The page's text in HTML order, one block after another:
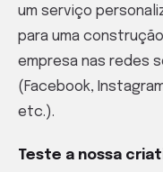
um serviço
para uma
empresa nas redes
(Facebook,
etc.).
Teste a nossa